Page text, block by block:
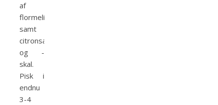
af
flormelissen
samt
citronsaft
og -
skal.
Pisk i
endnu
3-4